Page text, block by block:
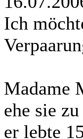
Ich
Madame
ehe sie
er lebte